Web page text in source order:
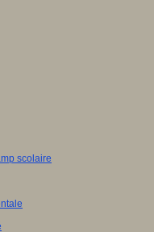
scolaire